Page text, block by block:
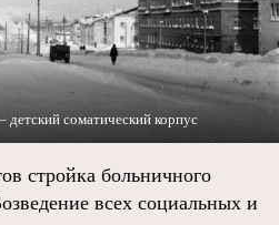
детский соматический корпус
стройка больничного
всех социальных и